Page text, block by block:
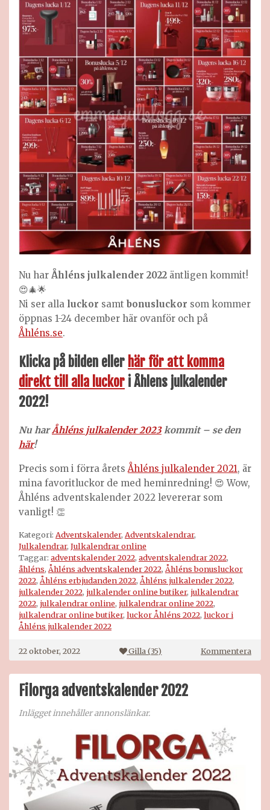
Nu har Åhléns julkalender 2022 äntligen kommit!
😍🎄🌟
Ni ser alla luckor samt bonusluckor som kommer
öppnas 1-24 december här ovanför och på
Åhléns.se.
Klicka på bilden eller här för att komma
direkt till alla luckor i Åhlens julkalender
2022!
Nu harÅhléns julkalender 2023kommit – se den
här!
Precis som i förra årets Åhléns julkalender 2021, är
mina favoritluckor de med heminredning! 😍 Wow,
Åhléns adventskalender 2022 levererar som
vanligt! 👏
Kategori: Adventskalender, Adventskalendrar,
Julkalendrar, Julkalendrar online
Taggar: adventskalender 2022, adventskalendrar 2022,
åhléns, Åhléns adventskalender 2022, Åhléns bonusluckor
2022, Åhléns erbjudanden 2022, Åhléns julkalender 2022,
julkalender 2022, julkalender online butiker, julkalendrar
2022, julkalendrar online, julkalendrar online 2022,
julkalendrar online butiker, luckor Åhléns 2022, luckor i
Åhléns julkalender 2022
22 oktober, 2022 Gilla (35) Kommenterapå
Filorga adventskalender 2022
Inlägget innehåller annonslänkar.